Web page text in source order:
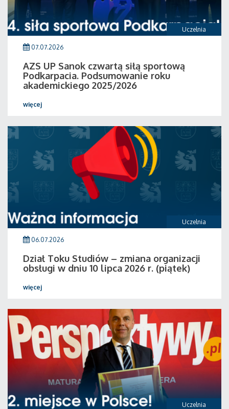
Uczelnia
07.07.2026
AZS UP Sanok czwartą siłą sportową
Podkarpacia. Podsumowanie roku
akademickiego 2025/2026
więcej
Uczelnia
06.07.2026
Dział Toku Studiów – zmiana organizacji
obsługi w dniu 10 lipca 2026 r. (piątek)
więcej
Uczelnia